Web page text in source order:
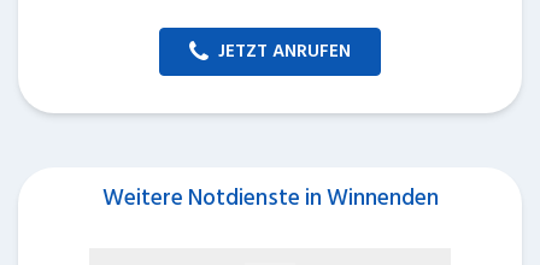
JETZT ANRUFEN
Weitere Notdienste in Winnenden